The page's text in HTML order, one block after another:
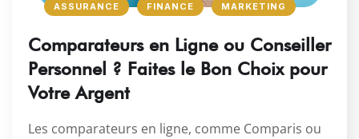
ASSURANCE FINANCE MARKETING
Comparateurs en Ligne ou Conseiller
Personnel ? Faites le Bon Choix pour
Votre Argent
Les comparateurs en ligne, comme Comparis ou